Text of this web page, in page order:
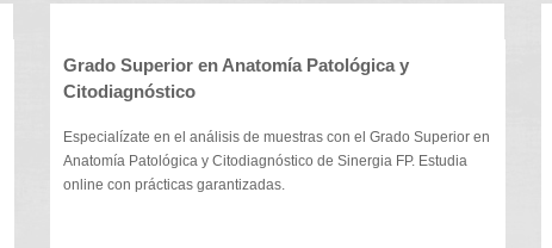
Grado Superior en Anatomía Patológica y
Citodiagnóstico
Especialízate en el análisis de muestras con el Grado Superior en
Anatomía Patológica y Citodiagnóstico de Sinergia FP. Estudia
online con prácticas garantizadas.